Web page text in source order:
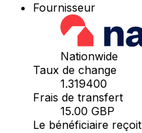
Fournisseur
Nationwide
Taux de change
1.319400
Frais de transfert
15.00 GBP
Le bénéficiaire reçoit